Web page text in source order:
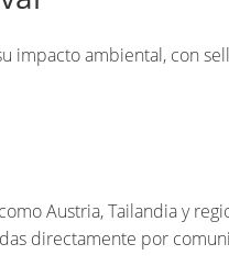
impacto ambiental, con
Austria, Tailandia y
directamente por